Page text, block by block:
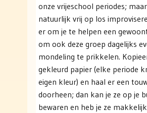
onze vrijeschool periodes;
natuurlijk vrij op los
er om je te helpen een
om ook deze groep dagelijks
mondeling te prikkelen.
gekleurd papier (elke periode
eigen kleur) en haal er een
doorheen; dan kan je ze op je
bewaren en heb je ze